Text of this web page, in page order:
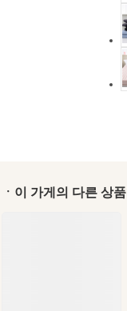
ㆍ이 가게의 다른 상품